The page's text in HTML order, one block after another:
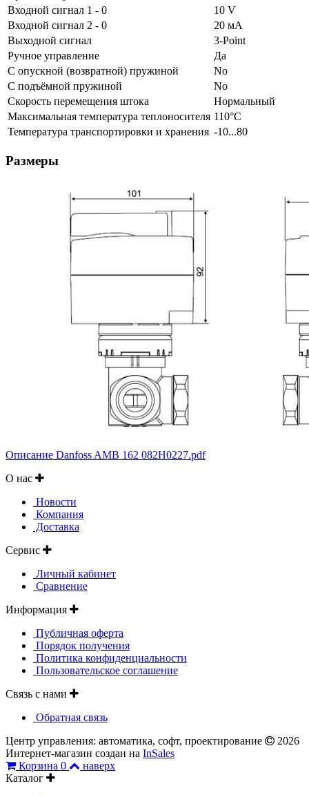
Входной сигнал 1 - 0
10 V
Входной сигнал 2 - 0
20 мА
Выходной сигнал
3-Point
Ручное управление
Да
С опускной (возвратной) пружиной
No
С подъёмной пружиной
No
Скорость перемещения штока
Нормальный
Максимальная температура теплоносителя 110°С
Температура транспортировки и хранения -10...80
Размеры
Описание Danfoss AMB 162 082H0227.pdf
О нас
Новости
Компания
Доставка
Сервис
Личный кабинет
Сравнение
Информация
Публичная оферта
Порядок получения
Политика конфиденциальности
Пользовательское соглашение
Связь с нами
Обратная связь
Центр управления: автоматика, софт, проектирование
2026
Интернет-магазин создан на InSales
Корзина 0
наверх
Каталог